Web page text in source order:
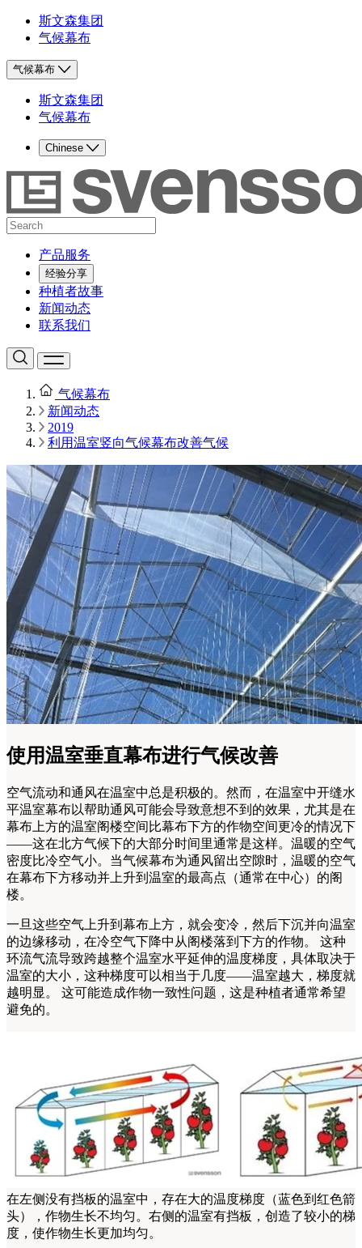
斯文森集团
气候幕布
气候幕布
斯文森集团
气候幕布
Chinese
产品服务
经验分享
种植者故事
新闻动态
联系我们
气候幕布
新闻动态
2019
利用温室竖向气候幕布改善气候
使用温室垂直幕布进行气候改善
空气流动和通风在温室中总是积极的。然而，在温室中开缝水
平温室幕布以帮助通风可能会导致意想不到的效果，尤其是在
幕布上方的温室阁楼空间比幕布下方的作物空间更冷的情况下
——这在北方气候下的大部分时间里通常是这样。温暖的空气
密度比冷空气小。当气候幕布为通风留出空隙时，温暖的空气
在幕布下方移动并上升到温室的最高点（通常在中心）的阁
楼。
一旦这些空气上升到幕布上方，就会变冷，然后下沉并向温室
的边缘移动，在冷空气下降中从阁楼落到下方的作物。 这种
环流气流导致跨越整个温室水平延伸的温度梯度，具体取决于
温室的大小，这种梯度可以相当于几度——温室越大，梯度就
越明显。 这可能造成作物一致性问题，这是种植者通常希望
避免的。
在左侧没有挡板的温室中，存在大的温度梯度（蓝色到红色箭
头），作物生长不均匀。右侧的温室有挡板，创造了较小的梯
度，使作物生长更加均匀。